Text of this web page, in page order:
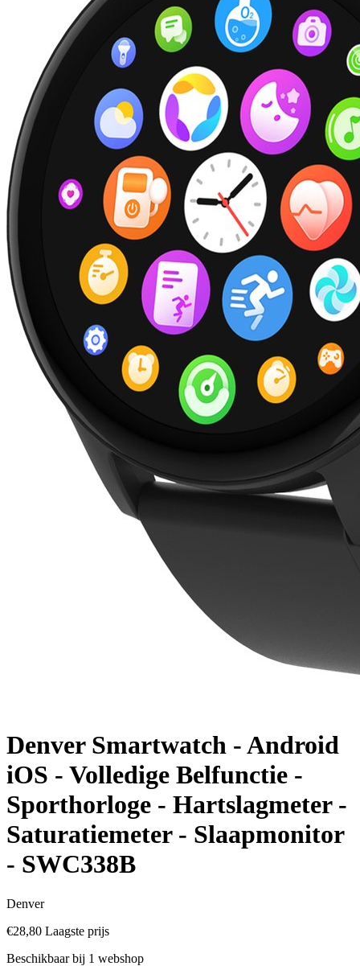
Denver Smartwatch - Android
iOS - Volledige Belfunctie -
Sporthorloge - Hartslagmeter -
Saturatiemeter - Slaapmonitor
- SWC338B
Denver
€28,80 Laagste prijs
Beschikbaar bij 1 webshop